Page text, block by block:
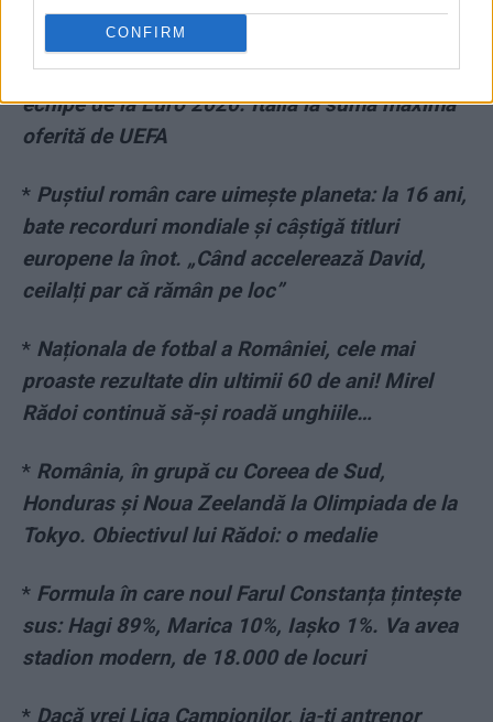
CONFIRM
*Câți bani va primi fiecare dintre cele 24 de
echipe de la Euro 2020. Italia ia suma maximă
oferită de UEFA
* Puștiul român care uimește planeta: la 16 ani,
bate recorduri mondiale și câștigă titluri
europene la înot. „Când accelerează David,
ceilalți par că rămân pe loc”
* Naționala de fotbal a României, cele mai
proaste rezultate din ultimii 60 de ani! Mirel
Rădoi continuă să-și roadă unghiile…
* România, în grupă cu Coreea de Sud,
Honduras și Noua Zeelandă la Olimpiada de la
Tokyo. Obiectivul lui Rădoi: o medalie
* Formula în care noul Farul Constanța țintește
sus: Hagi 89%, Marica 10%, Iașko 1%. Va avea
stadion modern, de 18.000 de locuri
* Dacă vrei Liga Campionilor, ia-ți antrenor